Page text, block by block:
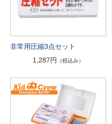
非常用圧縮3点セット
1,287円
（税込み）